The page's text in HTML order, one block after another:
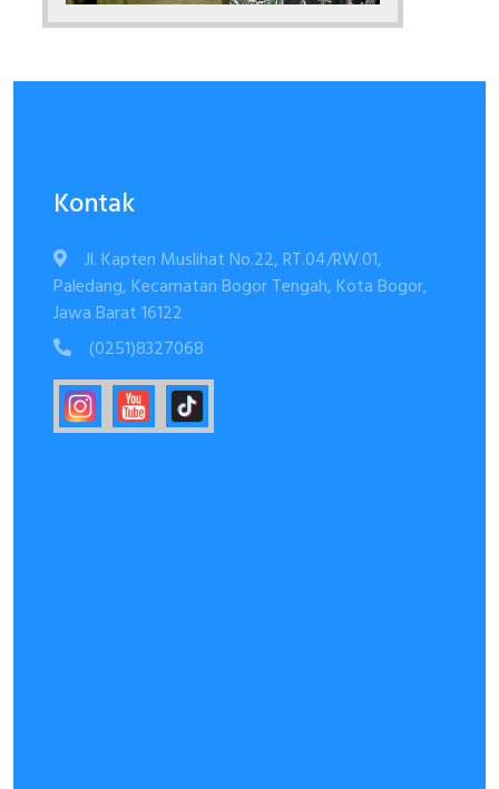
Kontak
Jl. Kapten Muslihat No.22, RT.04/RW.01,
Paledang, Kecamatan Bogor Tengah, Kota Bogor,
Jawa Barat 16122
(0251)8327068